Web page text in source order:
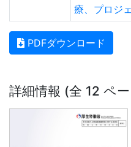
療、プロジ
PDFダウンロード
詳細情報 (全 12 ペ